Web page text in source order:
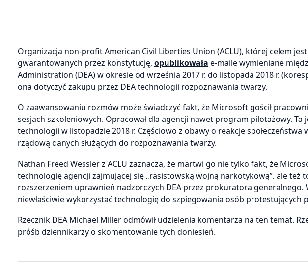
Organizacja non-profit American Civil Liberties Union (ACLU), której celem
gwarantowanych przez konstytucję, opublikowała e-maile wymieniane
Administration (DEA) w okresie od września 2017 r. do listopada 2018 r.
ona dotyczyć zakupu przez DEA technologii rozpoznawania twarzy.
O zaawansowaniu rozmów może świadczyć fakt, że Microsoft gościł
sesjach szkoleniowych. Opracował dla agencji nawet program pilotażowy. Ta
technologii w listopadzie 2018 r. Częściowo z obawy o reakcje
rządową danych służących do rozpoznawania twarzy.
Nathan Freed Wessler z ACLU zaznacza, że martwi go nie tylko fakt, że
technologię agencji zajmującej się „rasistowską wojną narkotykową”, ale też
rozszerzeniem uprawnień nadzorczych DEA przez prokuratora generalnego.
niewłaściwie wykorzystać technologię do szpiegowania osób protestujących
Rzecznik DEA Michael Miller odmówił udzielenia komentarza na ten temat.
próśb dziennikarzy o skomentowanie tych doniesień.